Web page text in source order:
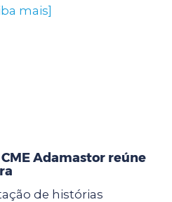
mais]
Adamastor reúne
de histórias